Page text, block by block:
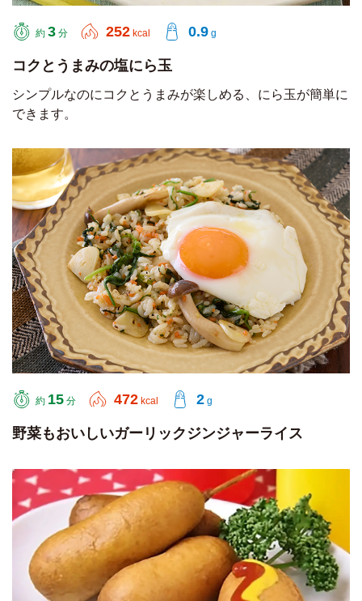
約 3 分 252 kcal 0.9 g
コクとうまみの塩にら玉
シンプルなのにコクとうまみが楽しめる、にら玉が簡単に
できます。
約 15 分 472 kcal 2 g
野菜もおいしいガーリックジンジャーライス